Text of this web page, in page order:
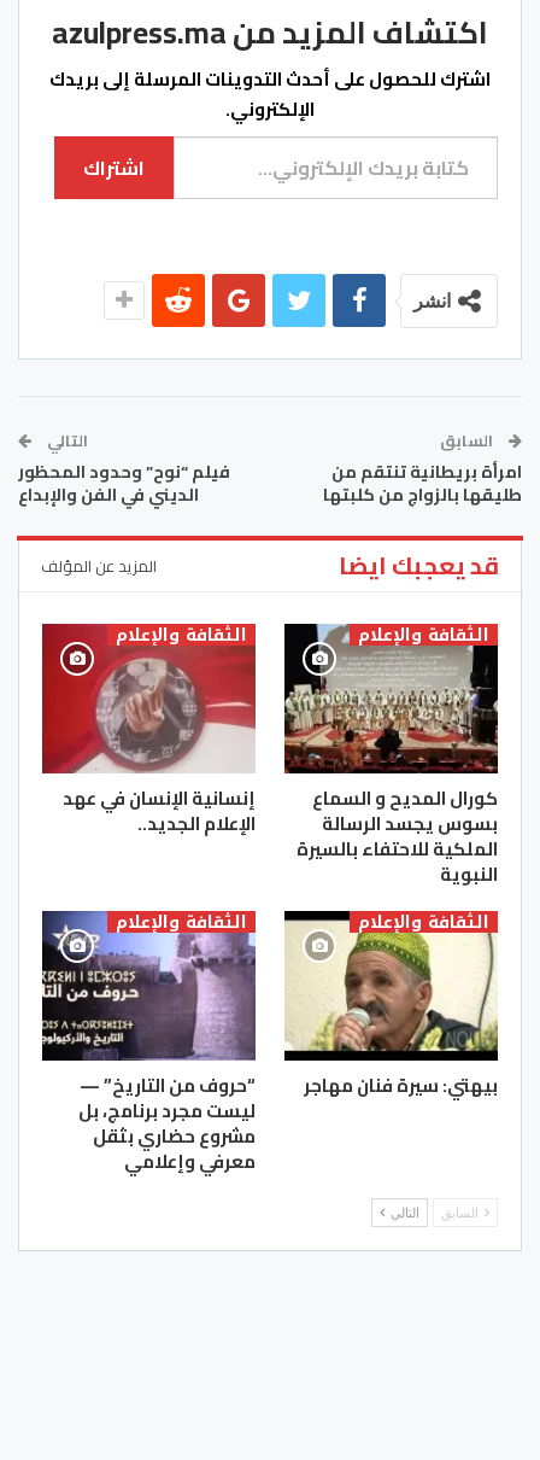
اكتشاف المزيد من azulpress.ma
اشترك للحصول على أحدث التدوينات المرسلة إلى بريدك
الإلكتروني.
كتابة بريدك الإلكتروني...
اشتراك
انشر
السابق
امرأة بريطانية تنتقم من
طليقها بالزواج من كلبتها
التالي
فيلم “نوح” وحدود المحظور
الديني في الفن والإبداع
قد يعجبك ايضا المزيد عن المؤلف
الثقافة والإعلام
كورال المديح و السماع
بسوس يجسد الرسالة
الملكية للاحتفاء بالسيرة
النبوية
الثقافة والإعلام
إنسانية الإنسان في عهد
الإعلام الجديد..
الثقافة والإعلام
بيهتي: سيرة فنان مهاجر
الثقافة والإعلام
“حروف من التاريخ” —
ليست مجرد برنامج، بل
مشروع حضاري بثقل
معرفي وإعلامي
السابق التالي